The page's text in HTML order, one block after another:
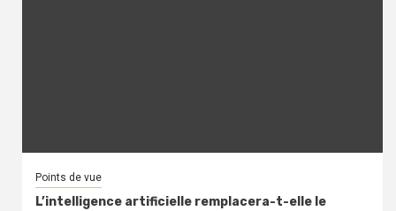
Points de vue
L’intelligence artificielle remplacera-t-elle le